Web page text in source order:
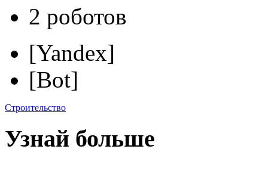
2 роботов
[Yandex]
[Bot]
Строительство
Узнай больше